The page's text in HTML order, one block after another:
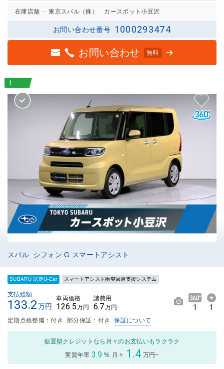
在庫店舗 東京スバル（株） カースポット小豆沢
お問い合わせ番号 1000293474
お問い合わせ 無料
スバル シフォン G スマートアシスト
SUBARU 認定U-Car スマートアシスト衝突回避支援システム
支払総額
133.2万円
車両価格
126.5万円
諸費用
6.7万円 1 1
定期点検整備：付き 部分保証：付き 保証について
据置型クレジットなら月々のお支払いもラクラク
実質年率 3.9 % 月々 1.4 万円~